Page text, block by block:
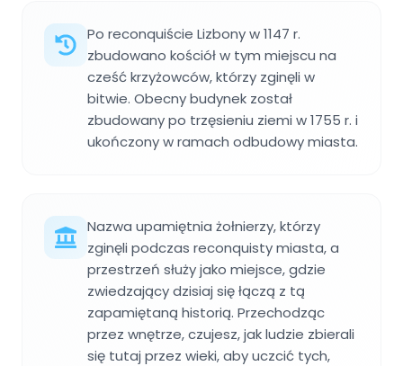
Po reconquiście Lizbony w 1147 r.
zbudowano kościół w tym miejscu na
cześć krzyżowców, którzy zginęli w
bitwie. Obecny budynek został
zbudowany po trzęsieniu ziemi w 1755 r. i
ukończony w ramach odbudowy miasta.
Nazwa upamiętnia żołnierzy, którzy
zginęli podczas reconquisty miasta, a
przestrzeń służy jako miejsce, gdzie
zwiedzający dzisiaj się łączą z tą
zapamiętaną historią. Przechodząc
przez wnętrze, czujesz, jak ludzie zbierali
się tutaj przez wieki, aby uczcić tych,